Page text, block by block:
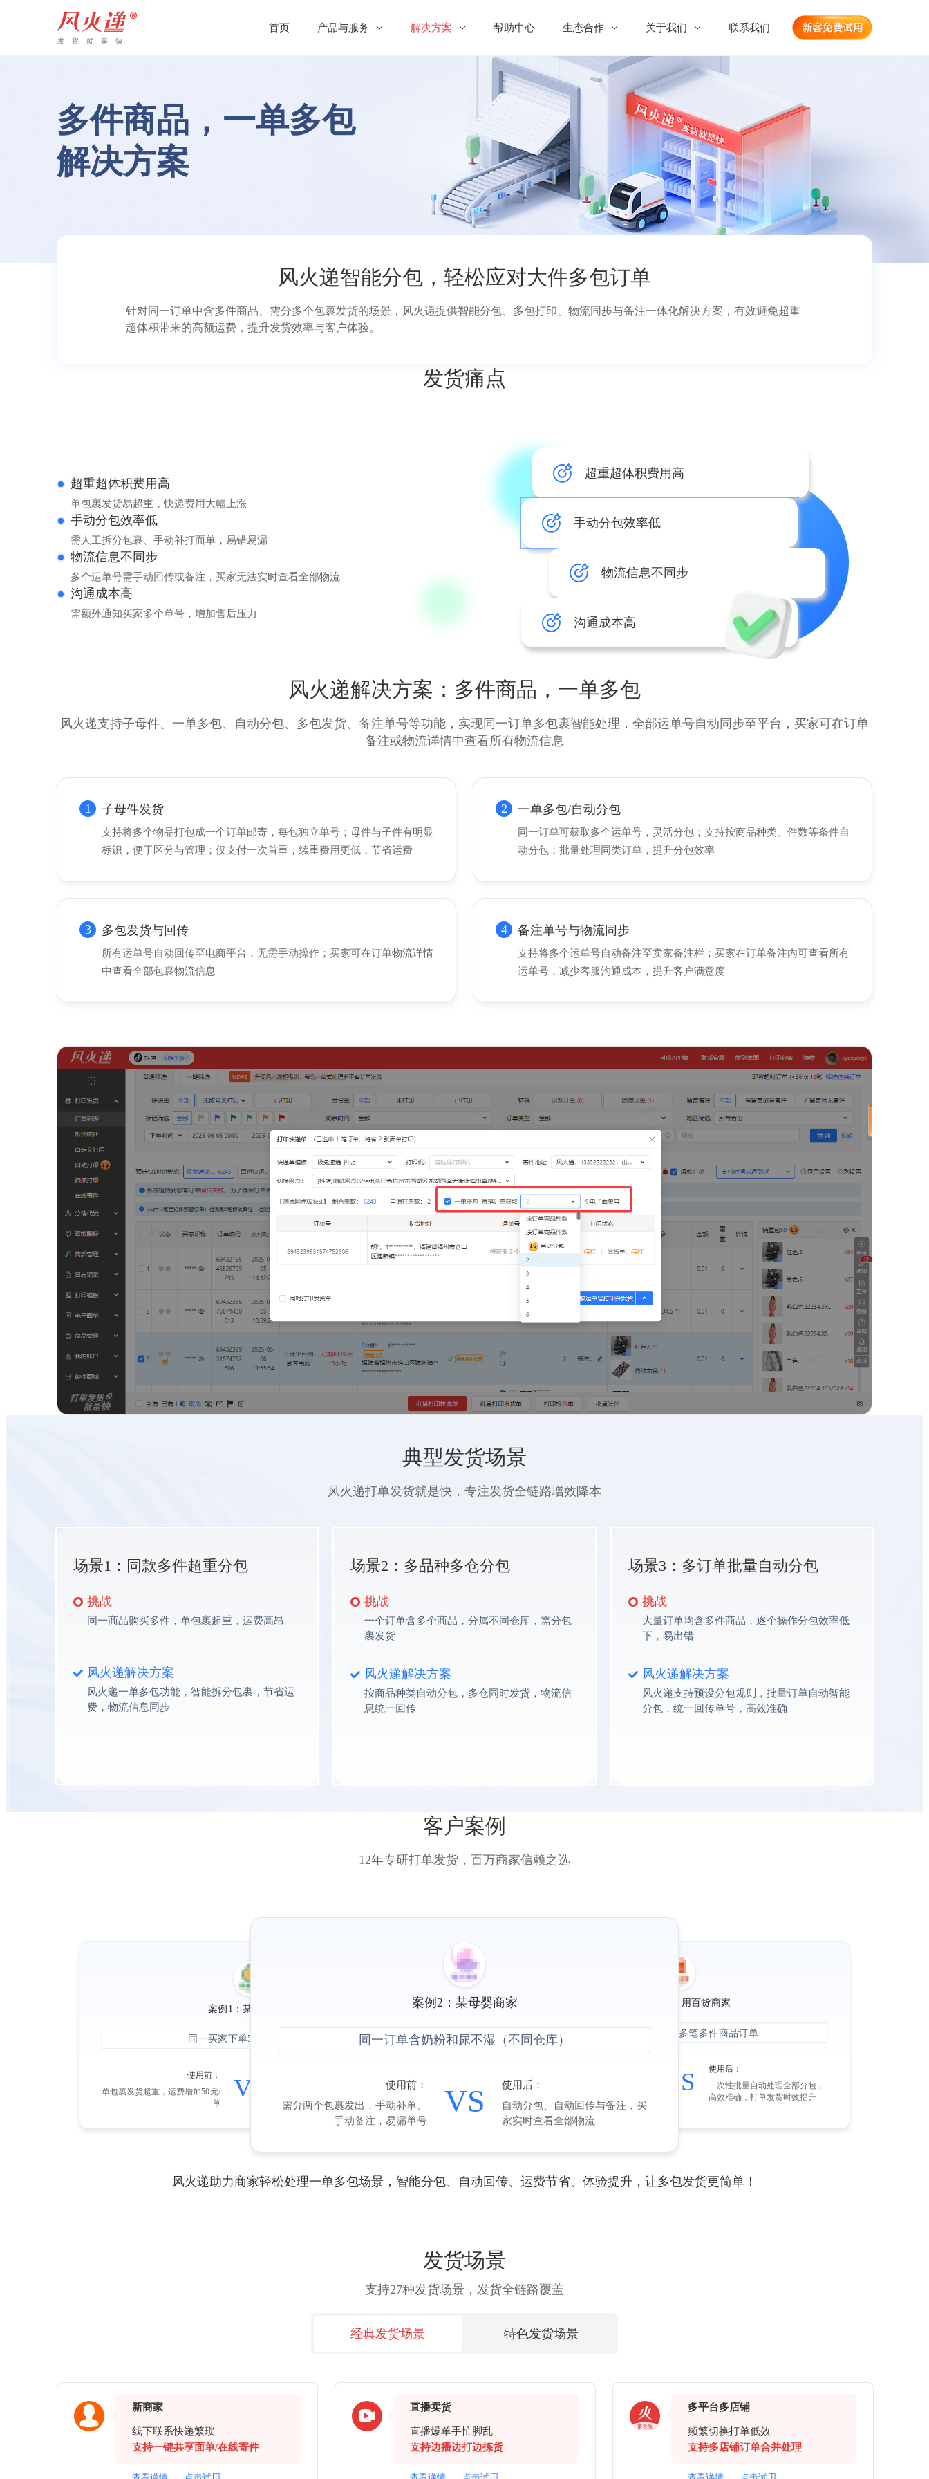
首页 产品与服务
风火递电商发货
多店铺聚合/自动打印/批量打印
风火递聚合发货版
多店铺订单/分销代发/一键下单
风火递快递版
快递员线上揽收服务
快递发货辅助
风天河
快递网点面单管理系统
硬件商城
快递耗材采购平台
风火码
标签打印服务
个人寄件查件
风火递寄快递
个人寄件服务
分销达人
分享赚佣金
寄快递SaaS
业务小程序演示
衣娃AI
产品帮助中心
解决方案
单平台多店发货解决方案
跨平台多店发货解决方案
一键下单1688代发解决方案
盲盒/潮玩昵称对货解决方案
线下订单发货解决方案
私域/朋友圈/线下散单发货解决方案
微商/批发档口发货解决方案
快递员发货解决方案
自有商城api对接发货解决方案
标签/面单管理解决方案
快递网点面单管理解决方案
商品标签批量打印解决方案
直播扣号打印解决方案（合作推荐）
弹幕捕手直播扣号打印解决方案
帮助中心 生态合作
代理加盟
代理销售“风天河” 打印机厂商云打印开放平台
快递物流运力开放平台
关于我们
公司简介
愿景使命
资讯动态
发展历程
团队风采
加入我们
联系我们
多件商品，一单多包
解决方案
风火递智能分包，轻松应对大件多包订单
针对同一订单中含多件商品、需分多个包裹发货的场景，风火递提供智能分包、多包打印、物流同步与备注一体化解决方案，有效避免超重
超体积带来的高额运费，提升发货效率与客户体验。
发货痛点
超重超体积费用高
单包裹发货易超重，快递费用大幅上涨
手动分包效率低
需人工拆分包裹、手动补打面单，易错易漏
物流信息不同步
多个运单号需手动回传或备注，买家无法实时查看全部物流
沟通成本高
需额外通知买家多个单号，增加售后压力
超重超体积费用高
手动分包效率低
物流信息不同步
沟通成本高
风火递解决方案：多件商品，一单多包
风火递支持子母件、一单多包、自动分包、多包发货、备注单号等功能，实现同一订单多包裹智能处理，全部运单号自动同步至平台，买家可在订单
备注或物流详情中查看所有物流信息
1 子母件发货
支持将多个物品打包成一个订单邮寄，每包独立单号；母件与子件有明显
标识，便于区分与管理；仅支付一次首重，续重费用更低，节省运费
2 一单多包/自动分包
同一订单可获取多个运单号，灵活分包；支持按商品种类、件数等条件自
动分包；批量处理同类订单，提升分包效率
3 多包发货与回传
所有运单号自动回传至电商平台，无需手动操作；买家可在订单物流详情
中查看全部包裹物流信息
4 备注单号与物流同步
支持将多个运单号自动备注至卖家备注栏；买家在订单备注内可查看所有
运单号，减少客服沟通成本，提升客户满意度
典型发货场景
风火递打单发货就是快，专注发货全链路增效降本
场景1：同款多件超重分包
挑战
同一商品购买多件，单包裹超重，运费高昂
风火递解决方案
风火递一单多包功能，智能拆分包裹，节省运
费，物流信息同步
场景2：多品种多仓分包
挑战
一个订单含多个商品，分属不同仓库，需分包
裹发货
风火递解决方案
按商品种类自动分包，多仓同时发货，物流信
息统一回传
场景3：多订单批量自动分包
挑战
大量订单均含多件商品，逐个操作分包效率低
下，易出错
风火递解决方案
风火递支持预设分包规则，批量订单自动智能
分包，统一回传单号，高效准确
客户案例
12年专研打单发货，百万商家信赖之选
案例1：某服装商家
同一买家下单5件同款羽绒服
使用前：
单包裹发货超重，运费增加50元/
单
VS
智能拆为3个包裹，仅支付首重
+续重，省运费，物流可视
案例2：某母婴商家
同一订单含奶粉和尿不湿（不同仓库）
使用前：
需分两个包裹发出，手动补单、
手动备注，易漏单号
VS
使用后：
自动分包、自动回传与备注，买
家实时查看全部物流
案例3：某日用百货商家
大促期间产生一百多笔多件商品订单
每个订单需单独操作拆分包裹，
出错
VS
使用后：
一次性批量自动处理全部分包，
高效准确，打单发货时效提升
风火递助力商家轻松处理一单多包场景，智能分包、自动回传、运费节省、体验提升，让多包发货更简单！
发货场景
支持27种发货场景，发货全链路覆盖
经典发货场景 特色发货场景
新商家
线下联系快递繁琐
支持一键共享面单/在线寄件
直播卖货
直播爆单手忙脚乱
支持边播边打边拣货
多平台多店铺
频繁切换打单低效
支持多店铺订单合并处理